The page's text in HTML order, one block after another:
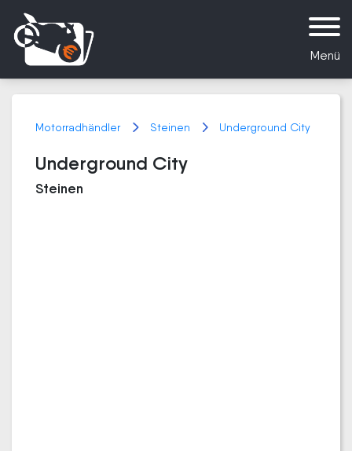
Menü
Motorradhändler Steinen Underground City
Underground City
Steinen